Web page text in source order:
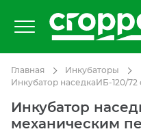
Главная
Инкубаторы
Инкубатор наседкаИБ-120/
Инкубатор
механическим